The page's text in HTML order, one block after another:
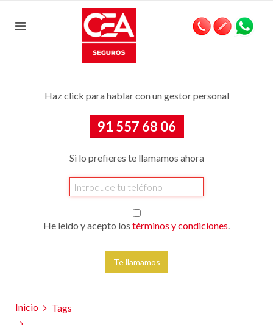
Haz click para hablar con un gestor personal
91 557 68 06
Si lo prefieres te llamamos ahora
He leido y acepto los términos y condiciones.
Inicio Tags